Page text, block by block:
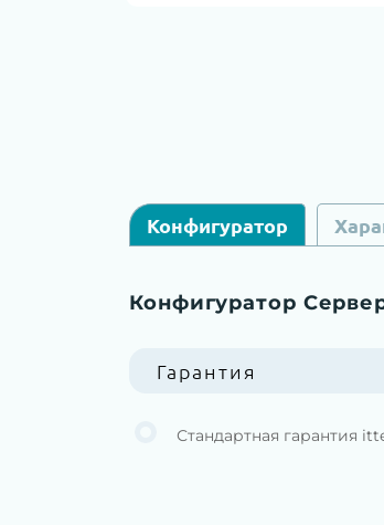
Конфигуратор
Конфигуратор
Гарантия
Стандартная гарантия